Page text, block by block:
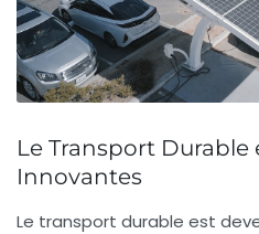
Le Transport Durable
Innovantes
Le transport durable est